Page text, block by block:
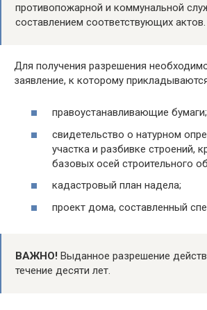
противопожарной и коммунальной
составлением соответствующих актов.
Для получения разрешения
заявление, к которому
правоустанавливающие бумаги;
свидетельство о натурном
участка и разбивке строений,
базовых осей строительного
кадастровый план надела;
проект дома, составленный
ВАЖНО! Выданное разрешение
течение десяти лет.